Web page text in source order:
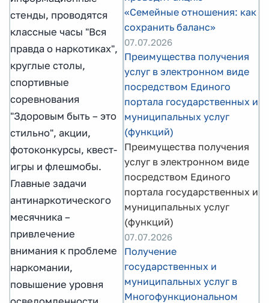
стенды, проводятся
классные часы "Вся
правда о наркотиках",
круглые столы,
спортивные
соревнования
"Здоровым быть – это
стильно", акции,
фотоконкурсы, квест-
игры и флешмобы.
Главные задачи
антинаркотического
месячника –
привлечение
внимания к проблеме
наркомании,
повышение уровня
«Семейные отношения: как
сохранить баланс»
07.07.2026
Преимущества получения
услуг в электронном виде
посредством Единого
портала государственных и
муниципальных услуг
(функций)
Преимущества получения
услуг в электронном виде
посредством Единого
портала государственных и
муниципальных услуг
(функций)
07.07.2026
Получение
государственных и
муниципальных услуг в
Многофункциональном